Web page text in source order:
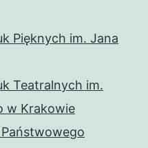
Pięknych im. Jana
Teatralnych im.
w Krakowie